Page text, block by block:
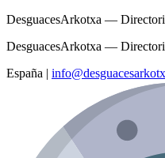
DesguacesArkotxa —
DesguacesArkotxa —
España |